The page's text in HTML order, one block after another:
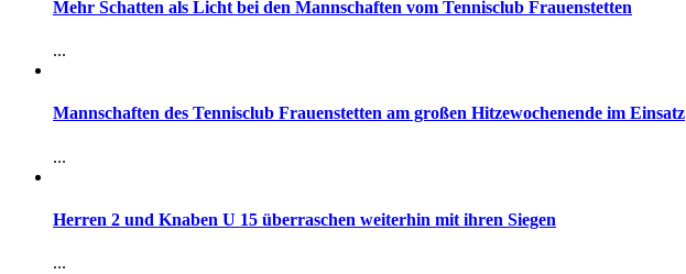
Mehr Schatten als Licht bei den Mannschaften vom Tennisclub Frauenstetten
...
Mannschaften des Tennisclub Frauenstetten am großen Hitzewochenende im Einsatz
...
Herren 2 und Knaben U 15 überraschen weiterhin mit ihren Siegen
...